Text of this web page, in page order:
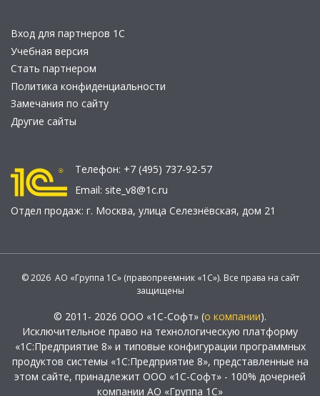
Вход для партнеров 1С
Учебная версия
Стать партнером
Политика конфиденциальности
Замечания по сайту
Другие сайты
Телефон: +7 (495) 737-92-57
Email: site_v8@1c.ru
Отдел продаж: г. Москва, улица Селезнёвская, дом 21
© 2026 АО «Группа 1С» (правопреемник «1С»). Все права на сайт
защищены
© 2011- 2026 ООО «1С-Софт» (о компании).
Исключительное право на технологическую платформу
«1С:Предприятие 8» и типовые конфигурации программных
продуктов системы «1С:Предприятие 8», представленные на
этом сайте, принадлежит ООО «1С-Софт» - 100% дочерней
компании АО «Группа 1С»